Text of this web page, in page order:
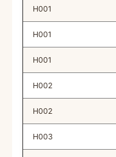
H001
H001
H001
H002
H002
H003